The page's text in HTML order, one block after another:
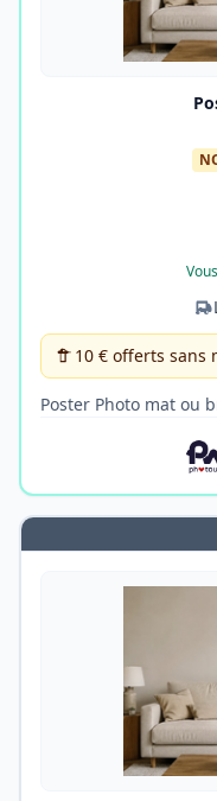
10 € offerts sans
Poster Photo mat ou